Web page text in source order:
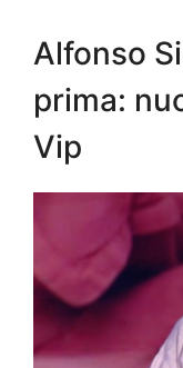
Alfonso
prima:
Vip